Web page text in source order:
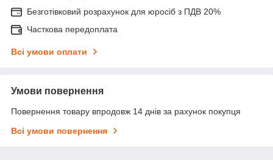
Безготівковий розрахунок для юросіб з ПДВ 20%
Часткова передоплата
Всі умови оплати
Умови повернення
Повернення товару впродовж 14 днів за рахунок покупця
Всі умови повернення